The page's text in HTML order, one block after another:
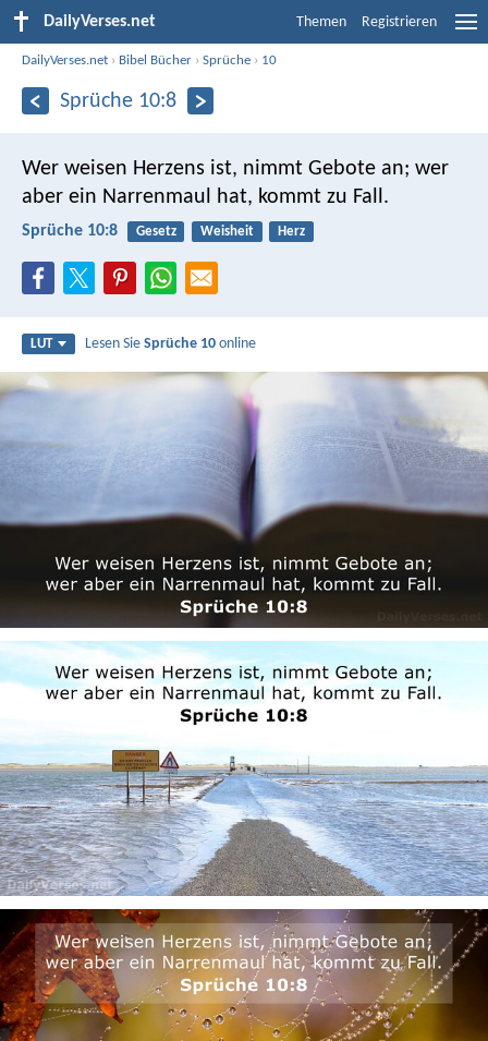
DailyVerses.net Themen Registrieren
DailyVerses.net › Bibel Bücher ›Sprüche › 10
Sprüche 10:8
Wer weisen Herzens ist, nimmt Gebote an; wer
aber ein Narrenmaul hat, kommt zu Fall.
Sprüche 10:8 Gesetz Weisheit Herz
LUT Lesen SieSprüche 10 online